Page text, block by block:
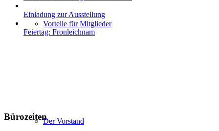
Vorteile für Mitglieder
Der Vorstand
Einladung zur Ausstellung
Feiertag: Fronleichnam
Bürozeiten